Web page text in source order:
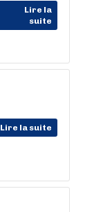
Lire la
suite
Lire la suite